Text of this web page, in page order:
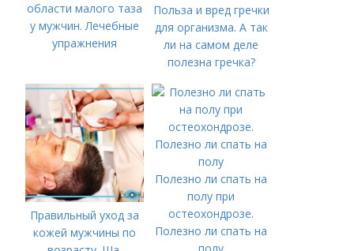
области малого таза
у мужчин. Лечебные
упражнения
Польза и вред гречки
для организма. А так
ли на самом деле
полезна гречка?
Правильный уход за
кожей мужчины по
Полезно ли спать на
полу при
остеохондрозе.
Полезно ли спать на